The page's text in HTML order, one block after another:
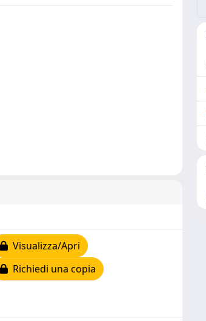
Visualizza/Apri
Richiedi una copia